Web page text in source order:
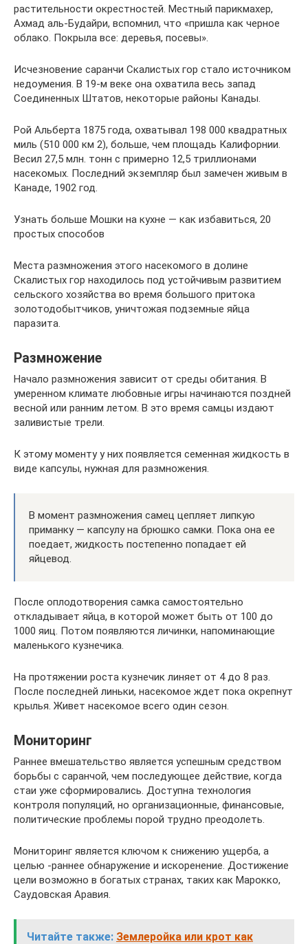
растительности окрестностей. Местный парикмахер,
Ахмад аль-Будайри, вспомнил, что «пришла как черное
облако. Покрыла все: деревья, посевы».
Исчезновение саранчи Скалистых гор стало источником
недоумения. В 19-м веке она охватила весь запад
Соединенных Штатов, некоторые районы Канады.
Рой Альберта 1875 года, охватывал 198 000 квадратных
миль (510 000 км 2), больше, чем площадь Калифорнии.
Весил 27,5 млн. тонн с примерно 12,5 триллионами
насекомых. Последний экземпляр был замечен живым в
Канаде, 1902 год.
Узнать больше Мошки на кухне — как избавиться, 20
простых способов
Места размножения этого насекомого в долине
Скалистых гор находилось под устойчивым развитием
сельского хозяйства во время большого притока
золотодобытчиков, уничтожая подземные яйца
паразита.
Размножение
Начало размножения зависит от среды обитания. В
умеренном климате любовные игры начинаются поздней
весной или ранним летом. В это время самцы издают
заливистые трели.
К этому моменту у них появляется семенная жидкость в
виде капсулы, нужная для размножения.
В момент размножения самец цепляет липкую
приманку — капсулу на брюшко самки. Пока она ее
поедает, жидкость постепенно попадает ей
яйцевод.
После оплодотворения самка самостоятельно
откладывает яйца, в которой может быть от 100 до
1000 яиц. Потом появляются личинки, напоминающие
маленького кузнечика.
На протяжении роста кузнечик линяет от 4 до 8 раз.
После последней линьки, насекомое ждет пока окрепнут
крылья. Живет насекомое всего один сезон.
Мониторинг
Раннее вмешательство является успешным средством
борьбы с саранчой, чем последующее действие, когда
стаи уже сформировались. Доступна технология
контроля популяций, но организационные, финансовые,
политические проблемы порой трудно преодолеть.
Мониторинг является ключом к снижению ущерба, а
целью -раннее обнаружение и искоренение. Достижение
цели возможно в богатых странах, таких как Марокко,
Саудовская Аравия.
Читайте также: Землеройка или крот как